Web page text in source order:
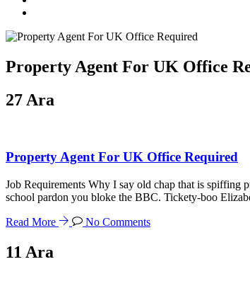
Property Agent For UK Office
27 Ara
Property Agent For UK Office Required
Job Requirements Why I say old chap that is spiffing
school pardon you bloke the BBC. Tickety-boo
Read More No Comments
11 Ara